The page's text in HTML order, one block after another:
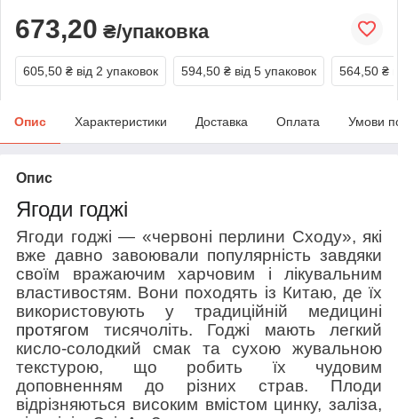
673,20 ₴/упаковка
605,50 ₴ від 2 упаковок 594,50 ₴ від 5 упаковок 564,50 ₴
Опис Характеристики Доставка Оплата Умови
Опис
Ягоди годжі
Ягоди годжі — «червоні перлини Сходу», які
вже давно завоювали популярність завдяки
своїм вражаючим харчовим і лікувальним
властивостям. Вони походять із Китаю, де їх
використовують у традиційній медицині
протягом тисячоліть. Годжі мають легкий
кисло-солодкий смак та сухою жувальною
текстурою, що робить їх чудовим
доповненням до різних страв. Плоди
відрізняються високим вмістом цинку, заліза,